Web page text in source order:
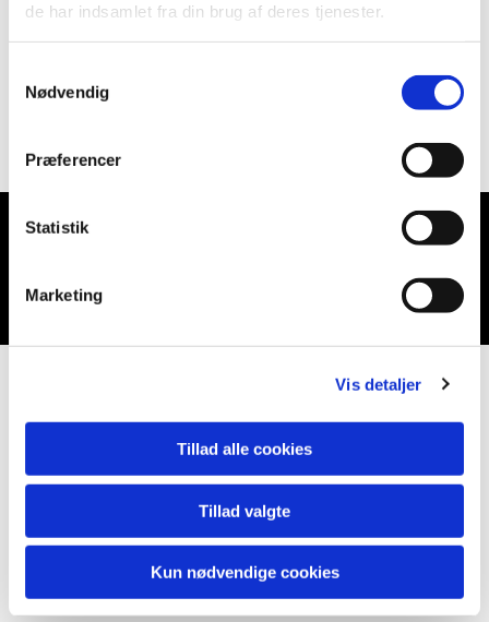
de har indsamlet fra din brug af deres tjenester.
Nødvendig
Præferencer
Statistik
Marketing
Vis detaljer
Tillad alle cookies
Tillad valgte
Kun nødvendige cookies
Du vil måske også kunne lide...